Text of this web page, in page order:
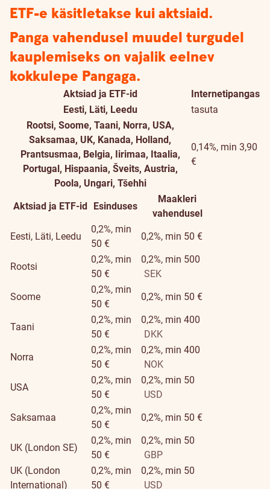
ETF-e käsitletakse kui aktsiaid.
Panga vahendusel muudel turgudel
kauplemiseks on vajalik eelnev
kokkulepe Pangaga.
Aktsiad ja ETF-id
Internetipangas
Eesti, Läti, Leedu
tasuta
Rootsi, Soome, Taani, Norra, USA,
Saksamaa, UK, Kanada, Holland,
Prantsusmaa, Belgia, Iirimaa, Itaalia,
Portugal, Hispaania, Šveits, Austria,
Poola, Ungari, Tšehhi
0,14%, min 3,90
€
Aktsiad ja ETF-id Esinduses
Maakleri
vahendusel
Eesti, Läti, Leedu
0,2%, min
50 €
0,2%, min 50 €
Rootsi
0,2%, min
50 €
0,2%, min 500
SEK
Soome
0,2%, min
50 €
0,2%, min 50 €
Taani
0,2%, min
50 €
0,2%, min 400
DKK
Norra
0,2%, min
50 €
0,2%, min 400
NOK
USA
0,2%, min
50 €
0,2%, min 50
USD
Saksamaa
0,2%, min
50 €
0,2%, min 50 €
UK (London SE)
0,2%, min
50 €
0,2%, min 50
GBP
UK (London
International)
0,2%, min
50 €
0,2%, min 50
USD